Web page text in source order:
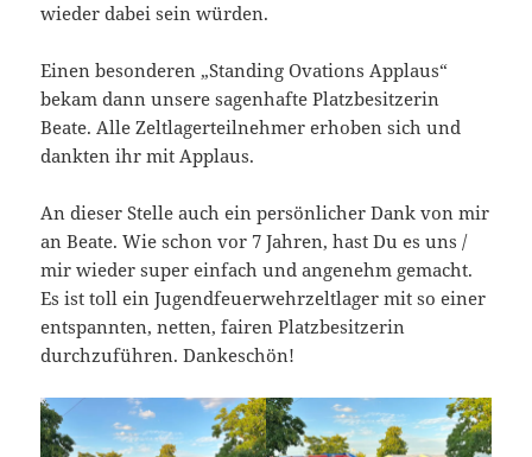
wieder dabei sein würden.
Einen besonderen „Standing Ovations Applaus“
bekam dann unsere sagenhafte Platzbesitzerin
Beate. Alle Zeltlagerteilnehmer erhoben sich und
dankten ihr mit Applaus.
An dieser Stelle auch ein persönlicher Dank von mir
an Beate. Wie schon vor 7 Jahren, hast Du es uns /
mir wieder super einfach und angenehm gemacht.
Es ist toll ein Jugendfeuerwehrzeltlager mit so einer
entspannten, netten, fairen Platzbesitzerin
durchzuführen. Dankeschön!